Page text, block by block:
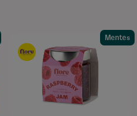
Mentes